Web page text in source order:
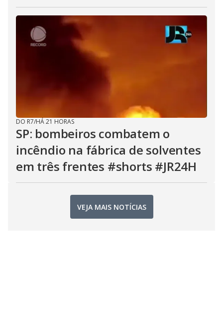
DO R7/HÁ 21 HORAS
SP: bombeiros combatem o
incêndio na fábrica de solventes
em três frentes #shorts #JR24H
VEJA MAIS NOTÍCIAS